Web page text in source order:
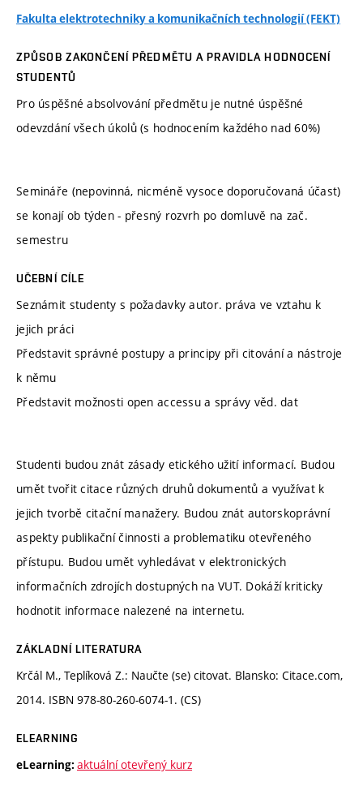
Fakulta elektrotechniky a komunikačních technologií (FEKT)
ZPŮSOB ZAKONČENÍ PŘEDMĚTU A PRAVIDLA HODNOCENÍ
STUDENTŮ
Pro úspěšné absolvování předmětu je nutné úspěšné
odevzdání všech úkolů (s hodnocením každého nad 60%)
Semináře (nepovinná, nicméně vysoce doporučovaná účast)
se konají ob týden - přesný rozvrh po domluvě na zač.
semestru
UČEBNÍ CÍLE
Seznámit studenty s požadavky autor. práva ve vztahu k
jejich práci
Představit správné postupy a principy při citování a nástroje
k němu
Představit možnosti open accessu a správy věd. dat
Studenti budou znát zásady etického užití informací. Budou
umět tvořit citace různých druhů dokumentů a využívat k
jejich tvorbě citační manažery. Budou znát autorskoprávní
aspekty publikační činnosti a problematiku otevřeného
přístupu. Budou umět vyhledávat v elektronických
informačních zdrojích dostupných na VUT. Dokáží kriticky
hodnotit informace nalezené na internetu.
ZÁKLADNÍ LITERATURA
Krčál M., Teplíková Z.: Naučte (se) citovat. Blansko: Citace.com,
2014. ISBN 978-80-260-6074-1. (CS)
ELEARNING
eLearning: aktuální otevřený kurz